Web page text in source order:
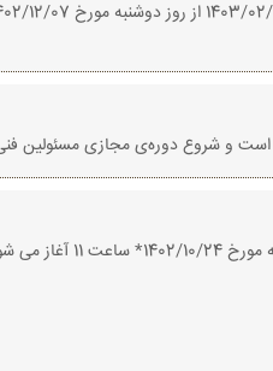
دوره‌ی مجازی مسئولین فنی توزیع